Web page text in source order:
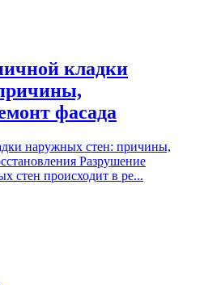
кладки
фасада
наружных стен: причины,
Разрушение
стен происходит в ре...